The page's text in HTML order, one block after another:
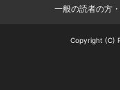
一般の読者の方
Copyright (C)